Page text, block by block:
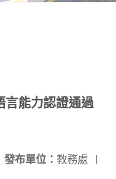
言能力認證通過
發布單位： 教務處 |